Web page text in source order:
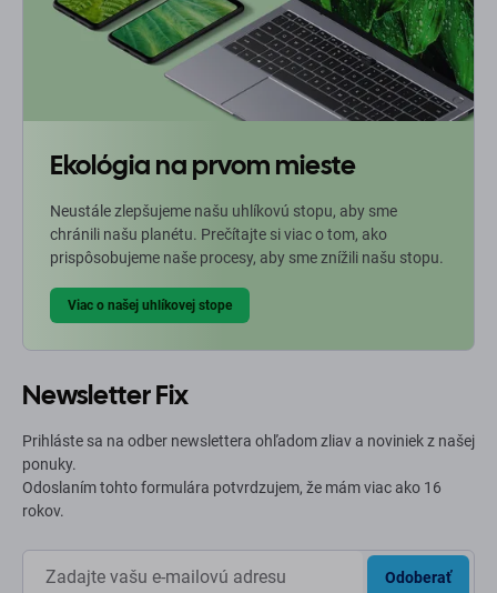
Ekológia na prvom mieste
Neustále zlepšujeme našu uhlíkovú stopu, aby sme
chránili našu planétu. Prečítajte si viac o tom, ako
prispôsobujeme naše procesy, aby sme znížili našu stopu.
Viac o našej uhlíkovej stope
Newsletter Fix
Prihláste sa na odber newslettera ohľadom zliav a noviniek z našej
ponuky.
Odoslaním tohto formulára potvrdzujem, že mám viac ako 16
rokov.
Odoberať